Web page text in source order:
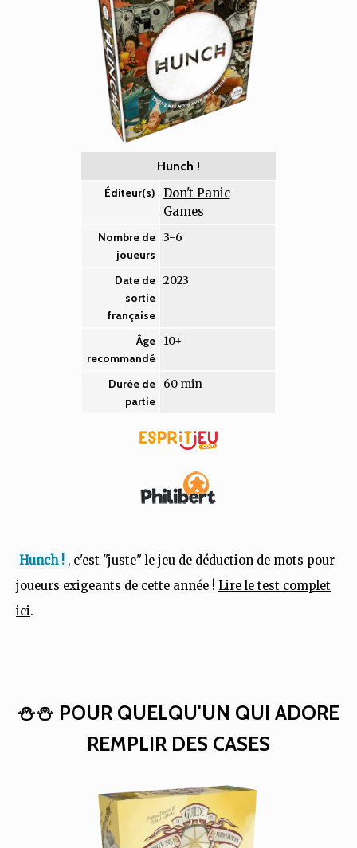
Hunch !
Éditeur(s)
Don't Panic
Games
Nombre de
joueurs
3-6
Date de
sortie
française
2023
Âge
recommandé
10+
Durée de
partie
60 min
Hunch ! , c'est "juste" le jeu de déduction de mots pour
joueurs exigeants de cette année ! Lire le test complet
ici.
⛄⛄ POUR QUELQU'UN QUI ADORE
REMPLIR DES CASES